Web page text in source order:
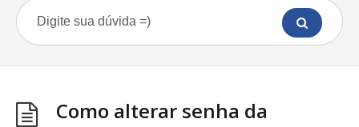
Como alterar senha da